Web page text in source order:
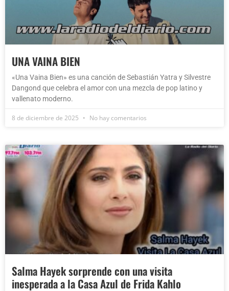
UNA VAINA BIEN
«Una Vaina Bien» es una canción de Sebastián Yatra y Silvestre
Dangond que celebra el amor con una mezcla de pop latino y
vallenato moderno.
8 de diciembre de 2025 No hay comentarios
Salma Hayek sorprende con una visita
inesperada a la Casa Azul de Frida Kahlo